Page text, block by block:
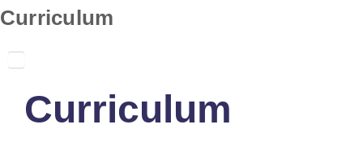
Skip
content
Curriculum
Curriculum